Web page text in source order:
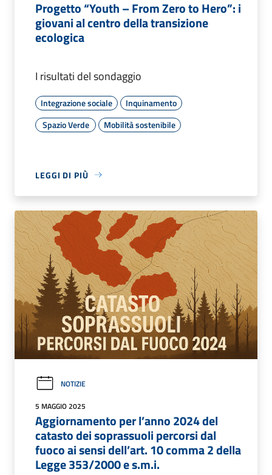
Progetto “Youth – From Zero to Hero”: i
giovani al centro della transizione
ecologica
I risultati del sondaggio
Integrazione sociale
Inquinamento
Spazio Verde
Mobilità sostenibile
LEGGI DI PIÙ
NOTIZIE
5 MAGGIO 2025
Aggiornamento per l’anno 2024 del
catasto dei soprassuoli percorsi dal
fuoco ai sensi dell’art. 10 comma 2 della
Legge 353/2000 e s.m.i.